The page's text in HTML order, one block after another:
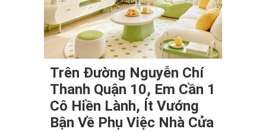
Trên Đường Nguyễn Chí
Thanh Quận 10, Em Cần 1
Cô Hiền Lành, Ít Vướng
Bận Về Phụ Việc Nhà Cửa